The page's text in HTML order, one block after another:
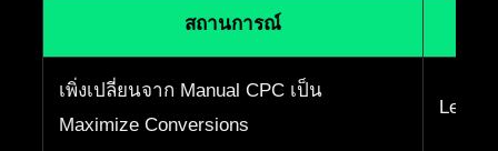
สถานการณ์
เพิ่งเปลี่ยนจาก Manual CPC เป็น
Maximize Conversions